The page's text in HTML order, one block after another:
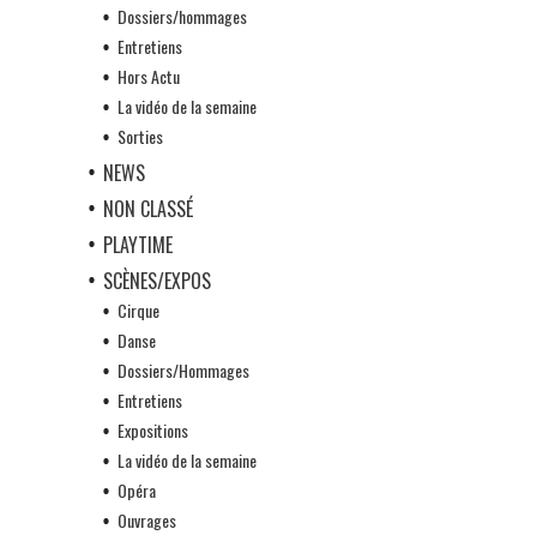
Dossiers/hommages
Entretiens
Hors Actu
La vidéo de la semaine
Sorties
NEWS
NON CLASSÉ
PLAYTIME
SCÈNES/EXPOS
Cirque
Danse
Dossiers/Hommages
Entretiens
Expositions
La vidéo de la semaine
Opéra
Ouvrages